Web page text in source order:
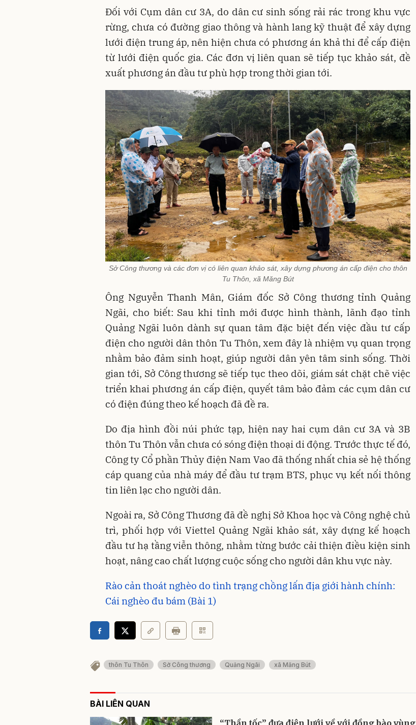
Đối với Cụm dân cư 3A, do dân cư sinh sống rải rác trong khu vực
rừng, chưa có đường giao thông và hành lang kỹ thuật để xây dựng
lưới điện trung áp, nên hiện chưa có phương án khả thi để cấp điện
từ lưới điện quốc gia. Các đơn vị liên quan sẽ tiếp tục khảo sát, đề
xuất phương án đầu tư phù hợp trong thời gian tới.
Sở Công thương và các đơn vị có liên quan khảo sát, xây dựng phương án cấp điện cho thôn
Tu Thôn, xã Măng Bút
Ông Nguyễn Thanh Mân, Giám đốc Sở Công thương tỉnh Quảng
Ngãi, cho biết: Sau khi tỉnh mới được hình thành, lãnh đạo tỉnh
Quảng Ngãi luôn dành sự quan tâm đặc biệt đến việc đầu tư cấp
điện cho người dân thôn Tu Thôn, xem đây là nhiệm vụ quan trọng
nhằm bảo đảm sinh hoạt, giúp người dân yên tâm sinh sống. Thời
gian tới, Sở Công thương sẽ tiếp tục theo dõi, giám sát chặt chẽ việc
triển khai phương án cấp điện, quyết tâm bảo đảm các cụm dân cư
có điện đúng theo kế hoạch đã đề ra.
Do địa hình đồi núi phức tạp, hiện nay hai cụm dân cư 3A và 3B
thôn Tu Thôn vẫn chưa có sóng điện thoại di động. Trước thực tế đó,
Công ty Cổ phần Thủy điện Nam Vao đã thống nhất chia sẻ hệ thống
cáp quang của nhà máy để đầu tư trạm BTS, phục vụ kết nối thông
tin liên lạc cho người dân.
Ngoài ra, Sở Công Thương đã đề nghị Sở Khoa học và Công nghệ chủ
trì, phối hợp với Viettel Quảng Ngãi khảo sát, xây dựng kế hoạch
đầu tư hạ tầng viễn thông, nhằm từng bước cải thiện điều kiện sinh
hoạt, nâng cao chất lượng cuộc sống cho người dân khu vực này.
Rào cản thoát nghèo do tình trạng chồng lấn địa giới hành chính:
Cái nghèo đu bám (Bài 1)
thôn Tu Thôn Sở Công thương Quảng Ngãi xã Măng Bút
BÀI LIÊN QUAN